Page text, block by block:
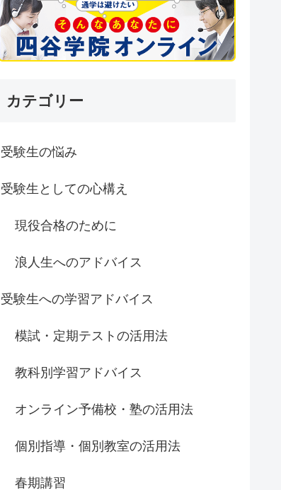
カテゴリー
受験生の悩み
受験生としての心構え
現役合格のために
浪人生へのアドバイス
受験生への学習アドバイス
模試・定期テストの活用法
教科別学習アドバイス
オンライン予備校・塾の活用法
個別指導・個別教室の活用法
春期講習